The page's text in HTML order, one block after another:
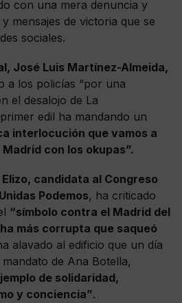
con una mera denuncia y
mensajes de victoria que se
sociales.
José Luis Martínez-Almeida,
a los policías “por una
el desalojo de La
edil ha mandando un
interlocución que vamos a
con los okupas”.
Elizo, candidata al Congreso
Podemos, ha criticado
“símbolo contra el Madrid del
más corrupta que saqueó
alavado al edificio que un día
de Ana Botella,
de solidaridad,
y conciencia”.